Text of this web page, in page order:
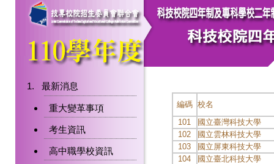
最新消息
重大變革事項
考生資訊
高中職學校資訊
編碼 校名
101
國立臺灣科技大學
102
國立雲林科技大學
103
國立屏東科技大學
104
國立臺北科技大學